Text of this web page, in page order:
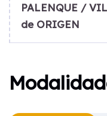
PALENQUE /
de ORIGEN